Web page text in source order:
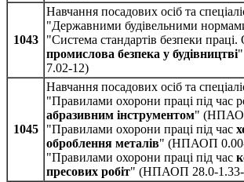
1043
Навчання посадових осіб та
"Державними будівельними
"Система стандартів безпеки праці.
промислова безпека у будівництві
7.02-12)
1045
Навчання посадових осіб та
"Правилами охорони праці під час
абразивним інструментом"
"Правилами охорони праці під час
оброблення металів" (НПАОП 0.00-
"Правилами охорони праці під час
пресових робіт" (НПАОП 28.0-